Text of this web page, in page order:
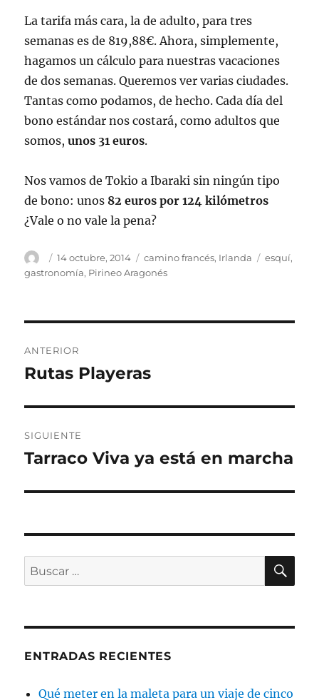
La tarifa más cara, la de adulto, para tres
semanas es de 819,88€. Ahora, simplemente,
hagamos un cálculo para nuestras vacaciones
de dos semanas. Queremos ver varias ciudades.
Tantas como podamos, de hecho. Cada día del
bono estándar nos costará, como adultos que
somos,unos 31 euros.
Nos vamos de Tokio a Ibaraki sin ningún tipo
de bono: unos 82 euros por 124 kilómetros
¿Vale o no vale la pena?
Autor
Publicado
el
14 octubre, 2014 Categorías
camino francés, Irlanda Etiquetas
esquí,
gastronomía, Pirineo Aragonés
de
ANTERIOR
Entrada
Rutas Playeras
SIGUIENTE
Entrada
Tarraco Viva ya está en marcha
Buscar
por:
ENTRADAS RECIENTES
Qué meter en la maleta para un viaje de cinco